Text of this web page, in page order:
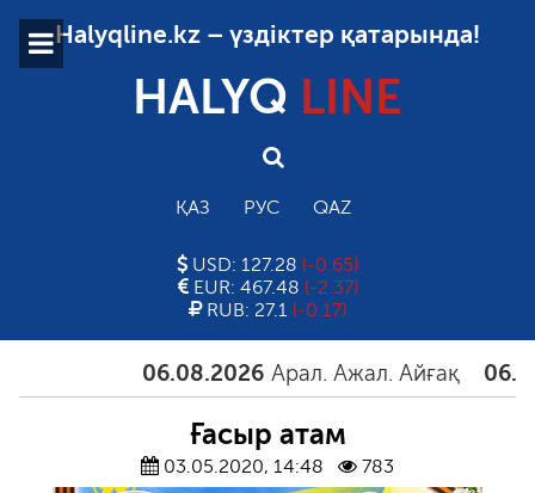
Halyqline.kz – үздіктер қатарында!
HALYQ LINE
ҚАЗ РУС QAZ
USD: 127.28 (-0.65)
EUR: 467.48 (-2.37)
RUB: 27.1 (-0.17)
06.08.2026 Арал. Ажал. Айғақ
Ғасыр атам
03.05.2020, 14:48 783